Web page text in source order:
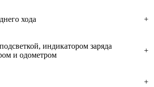
хода +
индикатором заряда
и одометром
+
+